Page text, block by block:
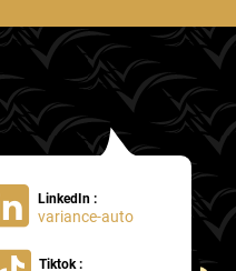
LinkedIn :
variance-auto
Tiktok :